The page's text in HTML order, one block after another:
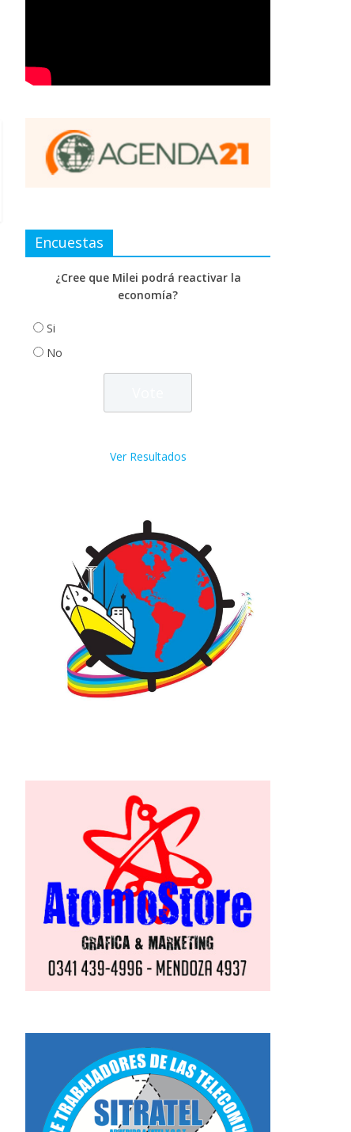
Encuestas
¿Cree que Milei podrá reactivar la
economía?
Si
No
Ver Resultados